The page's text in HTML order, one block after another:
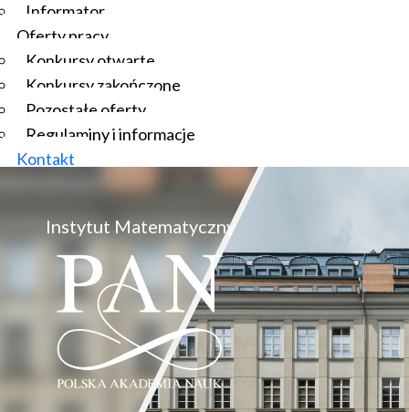
Informator
Oferty pracy
Konkursy otwarte
Konkursy zakończone
Pozostałe oferty
Regulaminy i informacje
Kontakt
Instytut Matematyczny